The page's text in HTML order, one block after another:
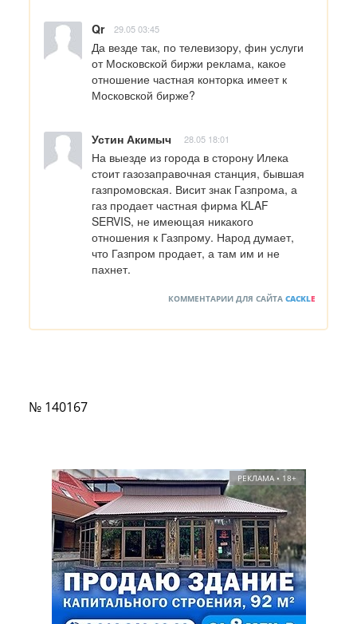
Qr 29.05 03:45
Да везде так, по телевизору, фин услуги
от Московской биржи реклама, какое
отношение частная конторка имеет к
Московской бирже?
Устин Акимыч 28.05 18:01
На выезде из города в сторону Илека
стоит газозаправочная станция, бывшая
газпромовская. Висит знак Газпрома, а
газ продает частная фирма KLAF
SERVIS, не имеющая никакого
отношения к Газпрому. Народ думает,
что Газпром продает, а там им и не
пахнет.
КОММЕНТАРИИ ДЛЯ САЙТА CACKLE
№ 140167
РЕКЛАМА • 18+